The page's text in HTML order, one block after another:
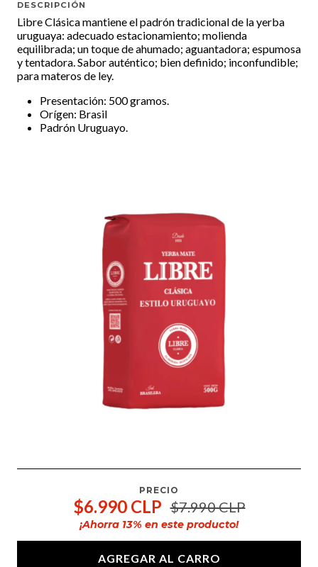
DESCRIPCIÓN
Libre Clásica mantiene el padrón tradicional de la yerba
uruguaya: adecuado estacionamiento; molienda
equilibrada; un toque de ahumado; aguantadora; espumosa
y tentadora. Sabor auténtico; bien definido; inconfundible;
para materos de ley.
Presentación: 500 gramos.
Orígen: Brasil
Padrón Uruguayo.
PRECIO
$6.990 CLP $7.990 CLP
¡Ahorra 13% en este producto!
AGREGAR AL CARRO